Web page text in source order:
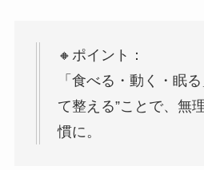
🔸ポイント：
「食べる・動く・眠
て整える”ことで、無
慣に。